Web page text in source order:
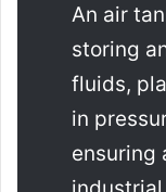
“An air
storing
fluids,
in
ensuring